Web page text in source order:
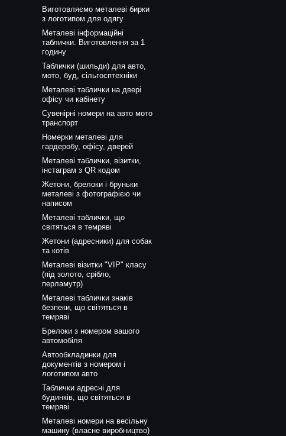
Виготовляємо металеві бирки
з логотипом для одягу
Металеві інформаційні
таблички. Виготовлення за 1
годину
Таблички (шильди) для авто,
мото, буд, сільгосптехніки
Металеві таблички на двері
офісу чи кабінету
Сувенірні номери на авто мото
транспорт
Номерки металеві для
гардеробу, офісу, дверей
Металеві таблички, візитки,
інстаграм з QR кодом
Жетони, брелоки і бруньки
металеві з фотографією чи
написом
Металеві таблички, що
світяться в темряві
Жетони (адресники) для собак
та котів
Металеві візитки "VIP" класу
(під золото, срібло,
перламутр)
Металеві таблички знаків
безпеки, що світяться в
темряві
Брелоки з номером вашого
автомобіля
Автообкладинки для
документів з номером і
логотипом авто
Таблички адресні для
будинків, що світяться в
темряві
Металеві номери на весільну
машину (власне виробництво)